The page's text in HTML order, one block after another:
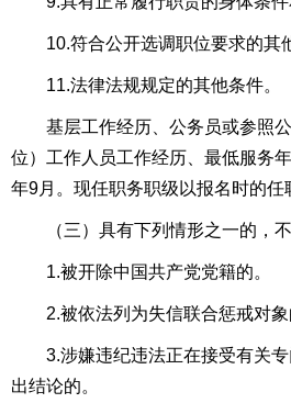
10.符合公开选调职位要求的其他
11.法律法规规定的其他条件。
基层工作经历、公务员或参照公
位）工作人员工作经历、最低服务
年9月。现任职务职级以报名时的任
（三）具有下列情形之一的，不
1.被开除中国共产党党籍的。
2.被依法列为失信联合惩戒对象
3.涉嫌违纪违法正在接受有关专
出结论的。